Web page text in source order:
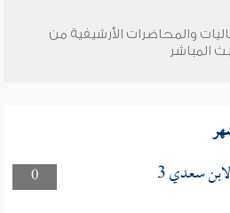
والمحاضرات الأرشيفية من
المباشر
0 سعدي 3